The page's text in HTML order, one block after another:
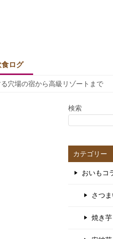
ログ
穴場の宿から高級リゾートまで
検索
カテゴリー
おいもコ
さつ
焼き芋